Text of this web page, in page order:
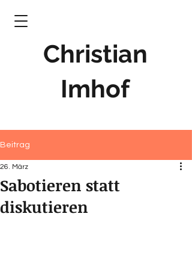
Christian
Imhof
Beitrag
Sabotieren statt
diskutieren
26. März